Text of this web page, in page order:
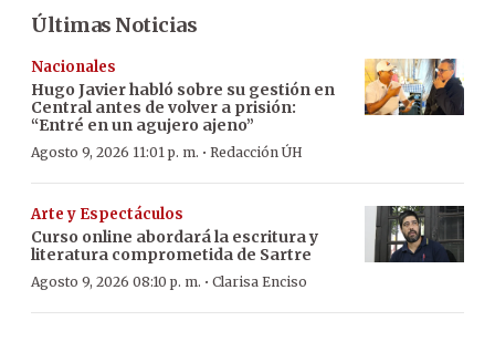
Últimas Noticias
Nacionales
Hugo Javier habló sobre su gestión en
Central antes de volver a prisión:
“Entré en un agujero ajeno”
Agosto 9, 2026 11:01 p. m. · Redacción ÚH
Arte y Espectáculos
Curso online abordará la escritura y
literatura comprometida de Sartre
Agosto 9, 2026 08:10 p. m. · Clarisa Enciso